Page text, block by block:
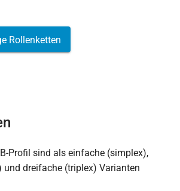
Rollenketten
Profil sind als einfache (simplex),
und dreifache (triplex) Varianten